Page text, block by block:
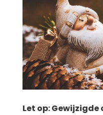
Let op: